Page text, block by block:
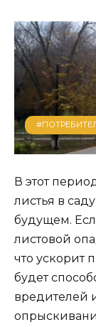
В этот
листья в
будущем.
листовой
что ускорит
будет
вредителей